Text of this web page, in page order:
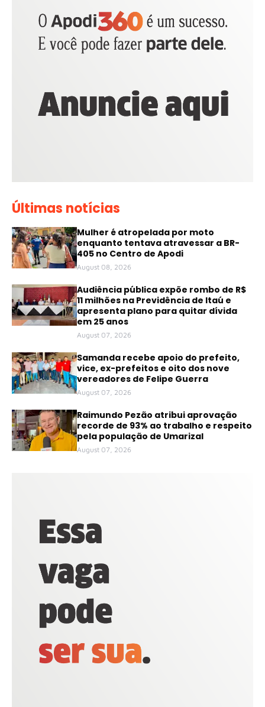
Últimas notícias
Mulher é atropelada por moto
enquanto tentava atravessar a BR-
405 no Centro de Apodi
August 08, 2026
Audiência pública expõe rombo de R$
11 milhões na Previdência de Itaú e
apresenta plano para quitar dívida
em 25 anos
August 07, 2026
Samanda recebe apoio do prefeito,
vice, ex-prefeitos e oito dos nove
vereadores de Felipe Guerra
August 07, 2026
Raimundo Pezão atribui aprovação
recorde de 93% ao trabalho e respeito
pela população de Umarizal
August 07, 2026